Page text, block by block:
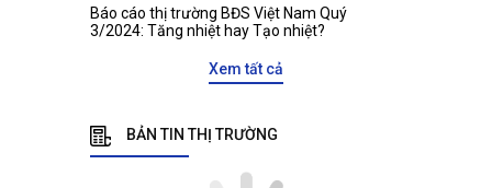
Báo cáo thị trường BĐS Việt Nam Quý
3/2024: Tăng nhiệt hay Tạo nhiệt?
Xem tất cả
BẢN TIN THỊ TRƯỜNG